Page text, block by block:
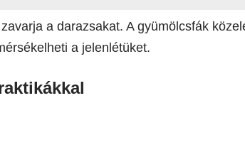
a darazsakat. A gyümölcsfák
a jelenlétüket.